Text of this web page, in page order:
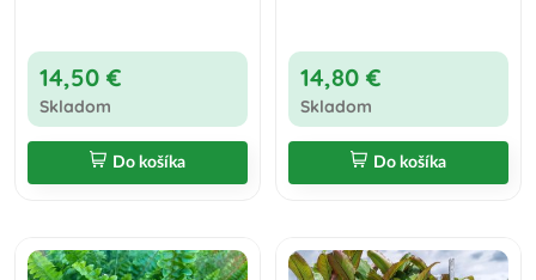
14,50 €
Skladom
Do košíka
14,80 €
Skladom
Do košíka